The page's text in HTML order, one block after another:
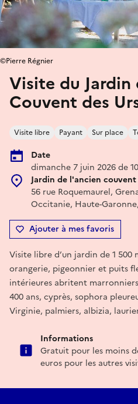
Visite du Jardin
Couvent des
Visite libre Payant Sur place
Date
dimanche 7 juin 2026 de
Jardin de l'ancien couvent
56 rue Roquemaurel,
Occitanie, Haute-
Ajouter à mes favoris
©Pierre Régnier
Visite libre d’un jardin de 1 500
orangerie, pigeonnier et puits
intérieures abritent
400 ans, cyprès, sophora
Virginie, palmiers, albizia,
Informations
Gratuit pour les moins
euros pour les autres